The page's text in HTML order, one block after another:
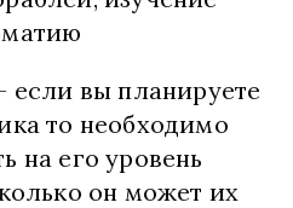
если вы планируете
то необходимо
на его уровень
он может их